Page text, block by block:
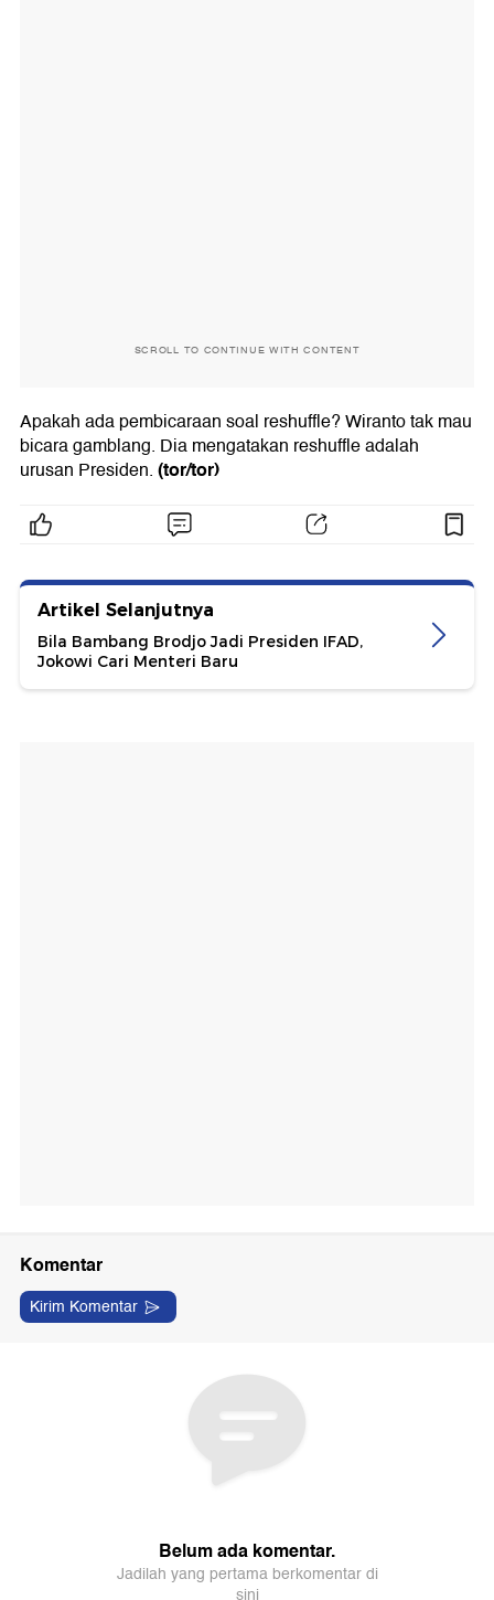
SCROLL TO CONTINUE WITH CONTENT
Apakah ada pembicaraan soal reshuffle? Wiranto tak mau
bicara gamblang. Dia mengatakan reshuffle adalah
urusan Presiden.(tor/tor)
Artikel Selanjutnya
Bila Bambang Brodjo Jadi Presiden IFAD,
Jokowi Cari Menteri Baru